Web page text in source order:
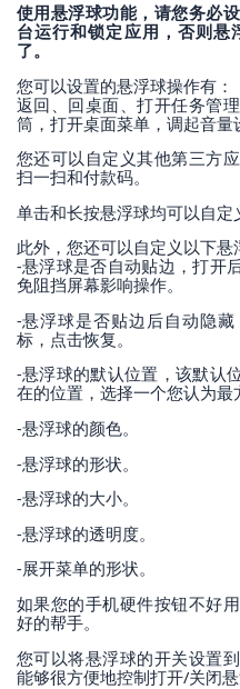
使用悬浮球功能，请您务必
台运行和锁定应用，否则
了。
您可以设置的悬浮球操作有：
返回、回桌面、打开任务管
筒，打开桌面菜单，调起音量
您还可以自定义其他第三方
扫一扫和付款码。
单击和长按悬浮球均可以自定
此外，您还可以自定义以下悬
-悬浮球是否自动贴边，打开
免阻挡屏幕影响操作。
-悬浮球是否贴边后自动隐
标，点击恢复。
-悬浮球的默认位置，该默认
在的位置，选择一个您认为最
-悬浮球的颜色。
-悬浮球的形状。
-悬浮球的大小。
-悬浮球的透明度。
-展开菜单的形状。
如果您的手机硬件按钮不好
好的帮手。
您可以将悬浮球的开关设置
能够很方便地控制打开/关闭悬